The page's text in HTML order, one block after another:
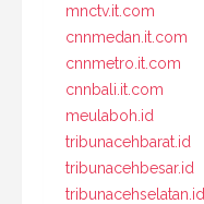
mnctv.it.com
cnnmedan.it.com
cnnmetro.it.com
cnnbali.it.com
meulaboh.id
tribunacehbarat.id
tribunacehbesar.id
tribunacehselatan.id